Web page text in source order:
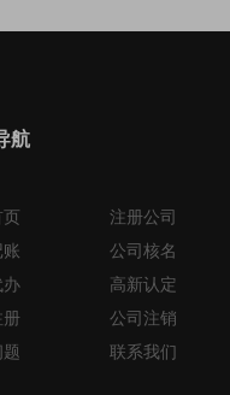
航
注册公司
公司核名
办
高新认定
册
公司注销
联系我们